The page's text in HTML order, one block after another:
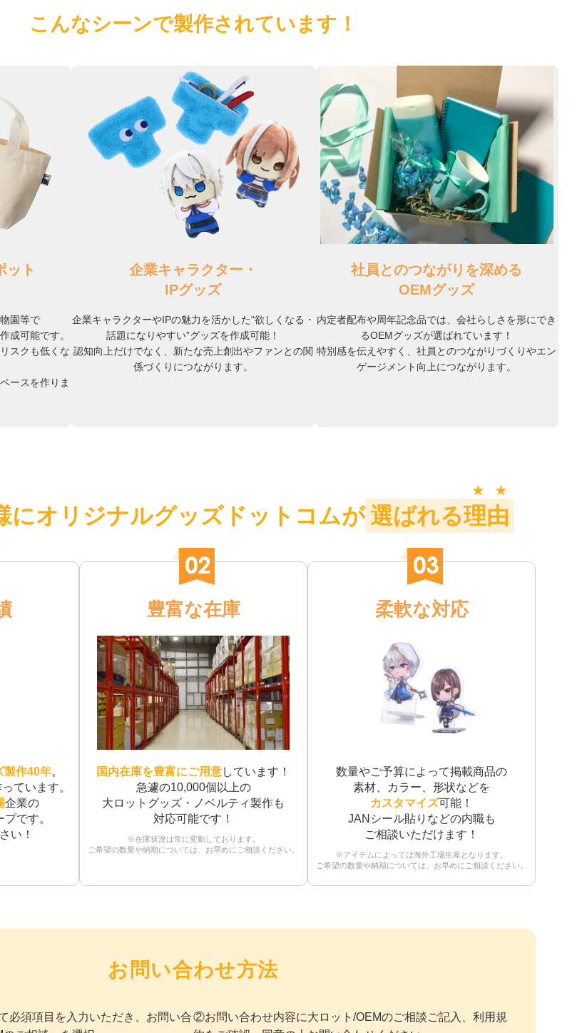
こんなシーンで製作されています！
ット
園等で
成可能です。
スクも低くな
ースを作りま
企業キャラクター・
IPグッズ
企業キャラクターやIPの魅力を活かした“欲しくなる・
話題になりやすい”グッズを作成可能！
認知向上だけでなく、新たな売上創出やファンとの関
係づくりにつながります。
社員とのつながりを深める
OEMグッズ
内定者配布や周年記念品では、会社らしさを形にでき
るOEMグッズが選ばれています！
特別感を伝えやすく、社員とのつながりづくりやエン
ゲージメント向上につながります。
にオリジナルグッズドットコムが選ばれる理由
★ ★
製作40年。
ています。
企業の
です。
い！
豊富な在庫
国内在庫を豊富にご用意しています！
急遽の10,000個以上の
大ロットグッズ・ノベルティ製作も
対応可能です！
※在庫状況は常に変動しております。
ご希望の数量や納期については、お早めにご相談ください。
柔軟な対応
数量やご予算によって掲載商品の
素材、カラー、形状などを
カスタマイズ可能！
JANシール貼りなどの内職も
ご相談いただけます！
※アイテムによっては海外工場生産となります。
ご希望の数量や納期については、お早めにご相談ください。
お問い合わせ方法
必須項目を入力いただき、お問い合②お問い合わせ内容に大ロット/OEMのご相談ご記入、利用規